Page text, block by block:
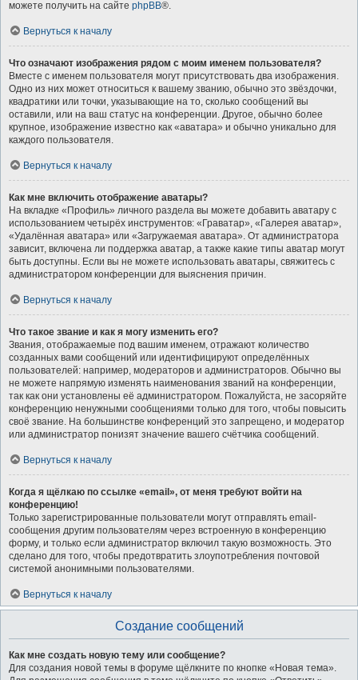
можете получить на сайте phpBB®.
Вернуться к началу
Что означают изображения рядом с моим именем пользователя?
Вместе с именем пользователя могут присутствовать два изображения.
Одно из них может относиться к вашему званию, обычно это звёздочки,
квадратики или точки, указывающие на то, сколько сообщений вы
оставили, или на ваш статус на конференции. Другое, обычно более
крупное, изображение известно как «аватара» и обычно уникально для
каждого пользователя.
Вернуться к началу
Как мне включить отображение аватары?
На вкладке «Профиль» личного раздела вы можете добавить аватару с
использованием четырёх инструментов: «Граватар», «Галерея аватар»,
«Удалённая аватара» или «Загружаемая аватара». От администратора
зависит, включена ли поддержка аватар, а также какие типы аватар могут
быть доступны. Если вы не можете использовать аватары, свяжитесь с
администратором конференции для выяснения причин.
Вернуться к началу
Что такое звание и как я могу изменить его?
Звания, отображаемые под вашим именем, отражают количество
созданных вами сообщений или идентифицируют определённых
пользователей: например, модераторов и администраторов. Обычно вы
не можете напрямую изменять наименования званий на конференции,
так как они установлены её администратором. Пожалуйста, не засоряйте
конференцию ненужными сообщениями только для того, чтобы повысить
своё звание. На большинстве конференций это запрещено, и модератор
или администратор понизят значение вашего счётчика сообщений.
Вернуться к началу
Когда я щёлкаю по ссылке «email», от меня требуют войти на
конференцию!
Только зарегистрированные пользователи могут отправлять email-
сообщения другим пользователям через встроенную в конференцию
форму, и только если администратор включил такую возможность. Это
сделано для того, чтобы предотвратить злоупотребления почтовой
системой анонимными пользователями.
Вернуться к началу
Создание сообщений
Как мне создать новую тему или сообщение?
Для создания новой темы в форуме щёлкните по кнопке «Новая тема».